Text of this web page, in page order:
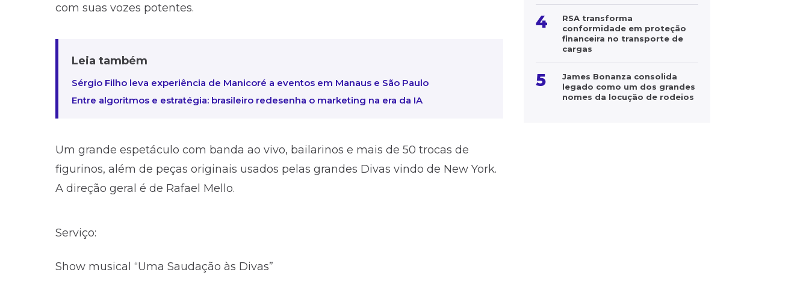
com suas vozes potentes.
Leia também
Sérgio Filho leva experiência de Manicoré a eventos em Manaus e São Paulo
Entre algoritmos e estratégia: brasileiro redesenha o marketing na era da IA
Um grande espetáculo com banda ao vivo, bailarinos e mais de 50 trocas de
figurinos, além de peças originais usados pelas grandes Divas vindo de New York.
A direção geral é de Rafael Mello.
Serviço:
Show musical “Uma Saudação às Divas”
4
RSA transforma
conformidade em proteção
financeira no transporte de
cargas
5
James Bonanza consolida
legado como um dos grandes
nomes da locução de rodeios